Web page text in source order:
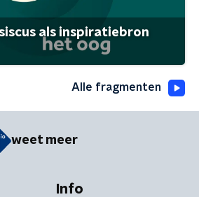
als inspiratiebron
Alle fragmenten
weet meer
Info